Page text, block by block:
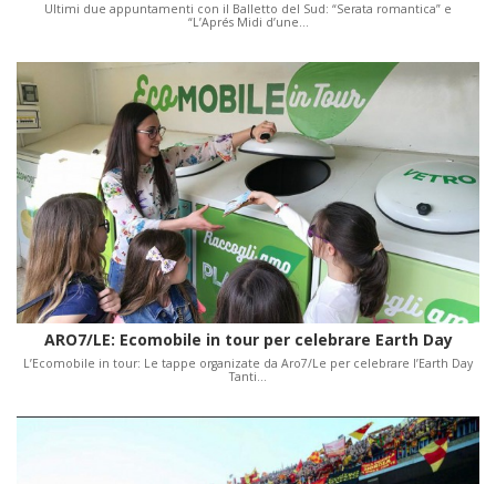
Ultimi due appuntamenti con il Balletto del Sud: “Serata romantica” e
“L’Aprés Midi d’une…
ARO7/LE: Ecomobile in tour per celebrare Earth Day
L’Ecomobile in tour: Le tappe organizate da Aro7/Le per celebrare l’Earth Day
Tanti…